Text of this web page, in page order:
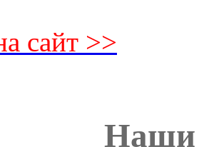
сайт >>
Наши